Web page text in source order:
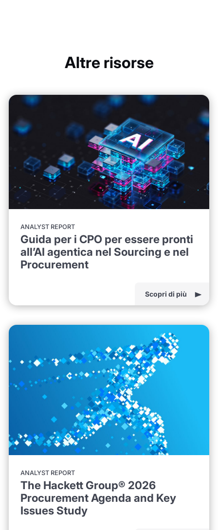
Altre risorse
ANALYST REPORT
Guida per i CPO per essere pronti
all’AI agentica nel Sourcing e nel
Procurement
Scopri di più
ANALYST REPORT
The Hackett Group® 2026
Procurement Agenda and Key
Issues Study